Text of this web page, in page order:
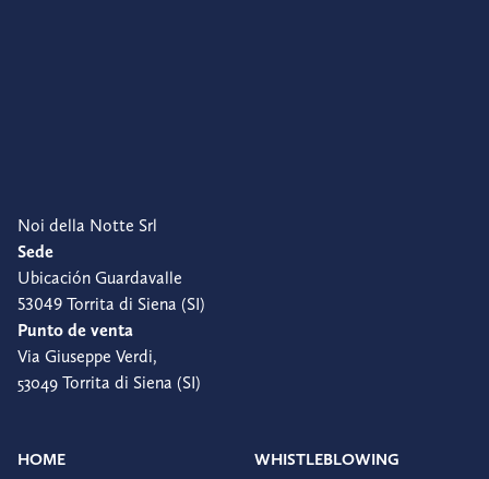
Noi della Notte Srl
Sede
Ubicación Guardavalle
53049 Torrita di Siena (SI)
Punto de venta
Via Giuseppe Verdi,
53049 Torrita di Siena (SI)
HOME WHISTLEBLOWING